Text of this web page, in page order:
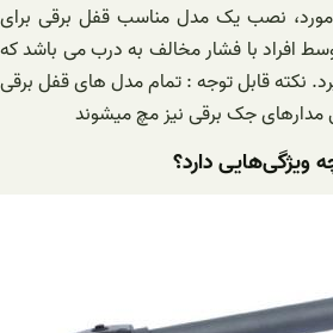
مورد، نصب یک مدل مناسب قفل برقی برای
افراد با فشار مخالف به درب می باشد که
نکته قابل توجه : تمام مدل های قفل برقی
مدارهای جک برقی نیز مچ میشوند
ویژگی‌هایی دارد؟